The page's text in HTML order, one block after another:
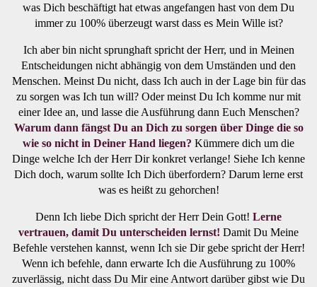
was Dich beschäftigt hat etwas angefangen hast von dem Du
immer zu 100% überzeugt warst dass es Mein Wille ist?
Ich aber bin nicht sprunghaft spricht der Herr, und in Meinen
Entscheidungen nicht abhängig von dem Umständen und den
Menschen. Meinst Du nicht, dass Ich auch in der Lage bin für das
zu sorgen was Ich tun will? Oder meinst Du Ich komme nur mit
einer Idee an, und lasse die Ausführung dann Euch Menschen?
Warum dann fängst Du an Dich zu sorgen über Dinge die so
wie so nicht in Deiner Hand liegen? Kümmere dich um die
Dinge welche Ich der Herr Dir konkret verlange! Siehe Ich kenne
Dich doch, warum sollte Ich Dich überfordern? Darum lerne erst
was es heißt zu gehorchen!
Denn Ich liebe Dich spricht der Herr Dein Gott! Lerne
vertrauen, damit Du unterscheiden lernst! Damit Du Meine
Befehle verstehen kannst, wenn Ich sie Dir gebe spricht der Herr!
Wenn ich befehle, dann erwarte Ich die Ausführung zu 100%
zuverlässig, nicht dass Du Mir eine Antwort darüber gibst wie Du